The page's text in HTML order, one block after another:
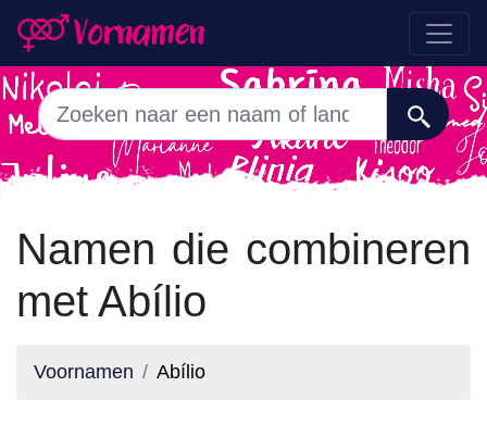
Namen die combineren
met Abílio
Voornamen Abílio